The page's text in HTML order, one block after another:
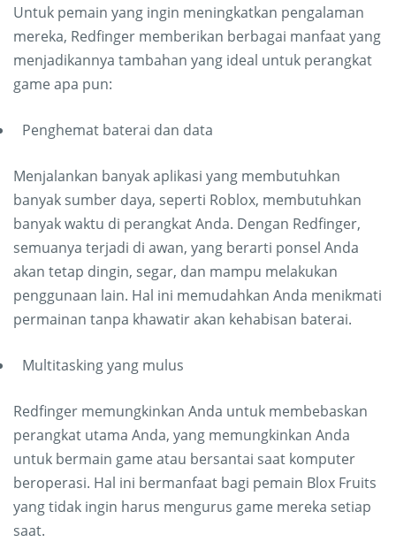
Untuk pemain yang ingin meningkatkan pengalaman
mereka, Redfinger memberikan berbagai manfaat yang
menjadikannya tambahan yang ideal untuk perangkat
game apa pun:
Penghemat baterai dan data
Menjalankan banyak aplikasi yang membutuhkan
banyak sumber daya, seperti Roblox, membutuhkan
banyak waktu di perangkat Anda. Dengan Redfinger,
semuanya terjadi di awan, yang berarti ponsel Anda
akan tetap dingin, segar, dan mampu melakukan
penggunaan lain. Hal ini memudahkan Anda menikmati
permainan tanpa khawatir akan kehabisan baterai.
Multitasking yang mulus
Redfinger memungkinkan Anda untuk membebaskan
perangkat utama Anda, yang memungkinkan Anda
untuk bermain game atau bersantai saat komputer
beroperasi. Hal ini bermanfaat bagi pemain Blox Fruits
yang tidak ingin harus mengurus game mereka setiap
saat.